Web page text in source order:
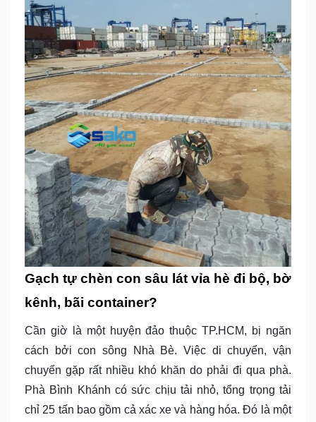
Gạch tự chèn con sâu lát vỉa hè đi bộ, bờ
kênh, bãi container?
Cần giờ là một huyện đảo thuộc TP.HCM, bị ngăn
cách bởi con sông Nhà Bè. Việc di chuyển, vận
chuyển gặp rất nhiều khó khăn do phải đi qua phà.
Phà Bình Khánh có sức chịu tải nhỏ, tổng trọng tải
chỉ 25 tấn bao gồm cả xác xe và hàng hóa. Đó là một